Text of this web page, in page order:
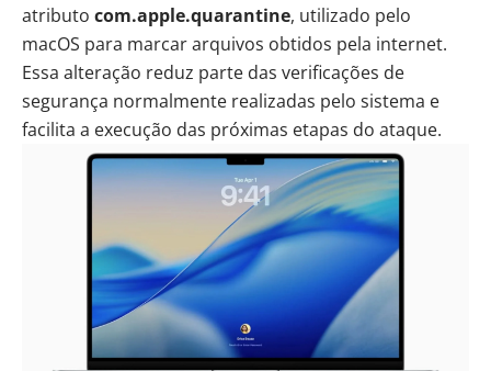
atributo com.apple.quarantine, utilizado pelo
macOS para marcar arquivos obtidos pela internet.
Essa alteração reduz parte das verificações de
segurança normalmente realizadas pelo sistema e
facilita a execução das próximas etapas do ataque.